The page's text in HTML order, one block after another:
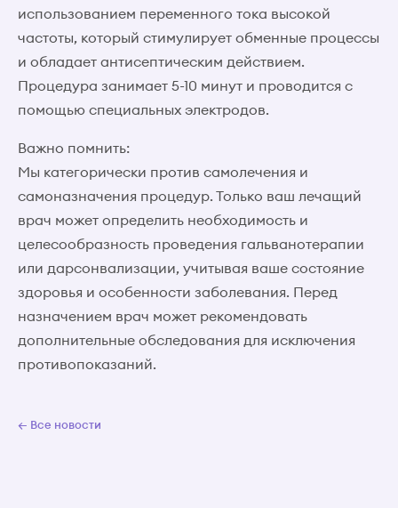
использованием переменного тока высокой
частоты, который стимулирует обменные процессы
и обладает антисептическим действием.
Процедура занимает 5-10 минут и проводится с
помощью специальных электродов.
Важно помнить:
Мы категорически против самолечения и
самоназначения процедур. Только ваш лечащий
врач может определить необходимость и
целесообразность проведения гальванотерапии
или дарсонвализации, учитывая ваше состояние
здоровья и особенности заболевания. Перед
назначением врач может рекомендовать
дополнительные обследования для исключения
противопоказаний.
← Все новости